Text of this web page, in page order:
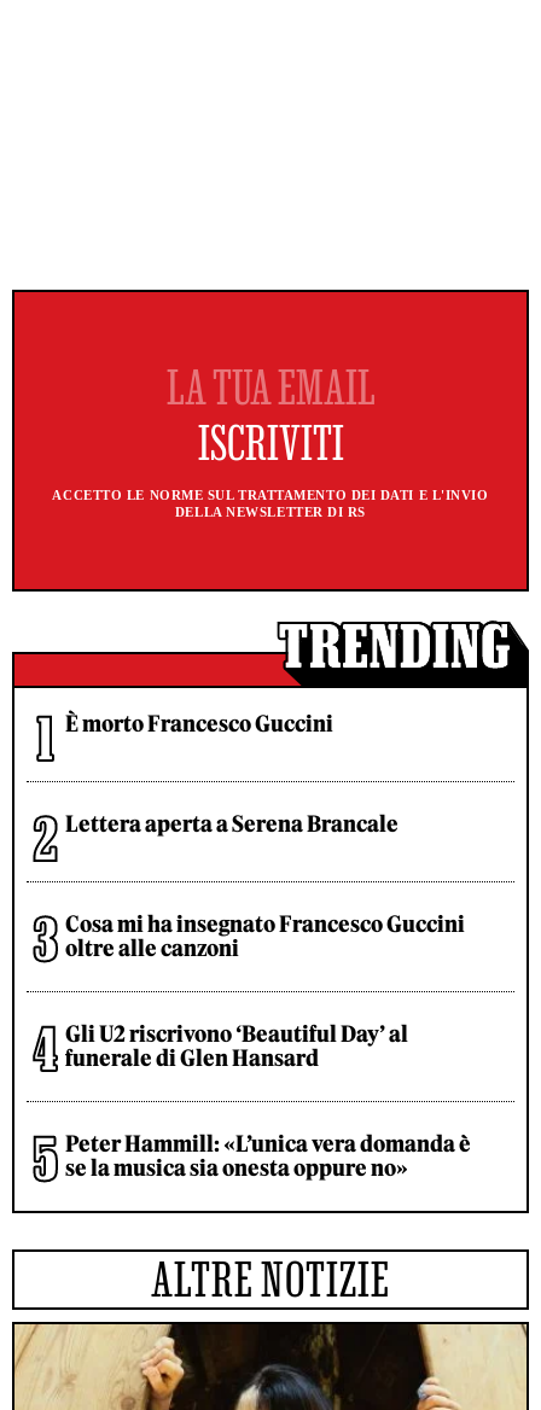
ACCETTO LE NORME SUL TRATTAMENTO DEI DATI E L'INVIO
DELLA NEWSLETTER DI RS
È morto Francesco Guccini
Lettera aperta a Serena Brancale
Cosa mi ha insegnato Francesco Guccini
oltre alle canzoni
Gli U2 riscrivono ‘Beautiful Day’ al
funerale di Glen Hansard
Peter Hammill: «L’unica vera domanda è
se la musica sia onesta oppure no»
ALTRE NOTIZIE